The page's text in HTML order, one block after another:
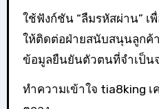
ใช้ฟังก์ชัน “ลืมรหัสผ่าน” เ
ให้ติดต่อฝ่ายสนับสนุนลูกค้
ข้อมูลยืนยันตัวตนที่จำเป็น
ทำความเข้าใจ tia8king